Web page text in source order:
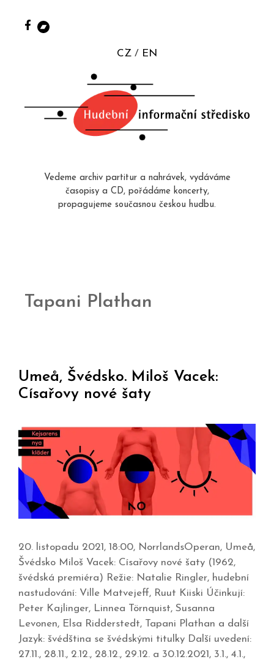
CZ EN
Vedeme archiv partitur a nahrávek, vydáváme
časopisy a CD, pořádáme koncerty,
propagujeme současnou českou hudbu.
Tapani Plathan
Umeå, Švédsko. Miloš Vacek:
Císařovy nové šaty
20. listopadu 2021, 18:00, NorrlandsOperan, Umeå,
Švédsko Miloš Vacek: Císařovy nové šaty (1962,
švédská premiéra) Režie: Natalie Ringler, hudební
nastudování: Ville Matvejeff, Ruut Kiiski Účinkují:
Peter Kajlinger, Linnea Törnquist, Susanna
Levonen, Elsa Ridderstedt, Tapani Plathan a další
Jazyk: švédština se švédskými titulky Další uvedení:
27.11., 28.11., 2.12., 28.12., 29.12. a 30.12.2021, 3.1., 4.1.,